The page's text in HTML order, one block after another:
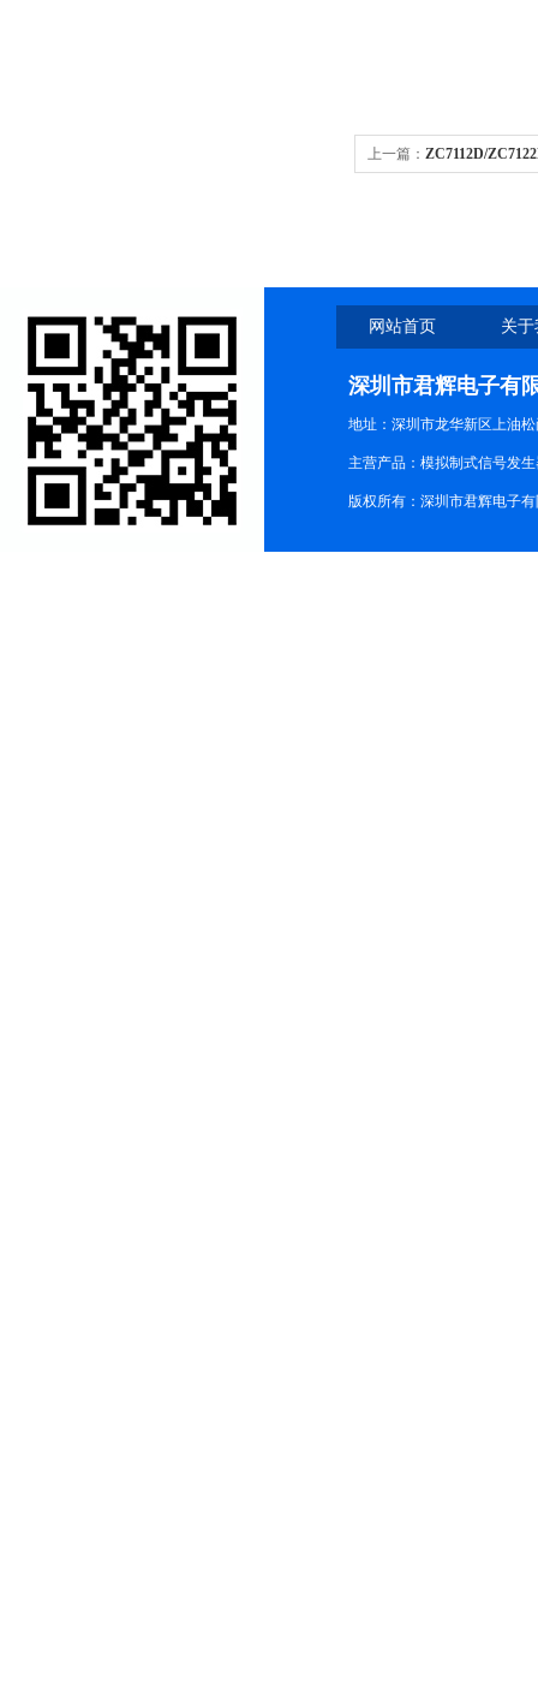
上一篇： ZC7112D/
网站首页 关
深圳市君辉电子有
地址：深圳市龙华新区上油松
主营产品：模拟制式信号发
版权所有：深圳市君辉电子